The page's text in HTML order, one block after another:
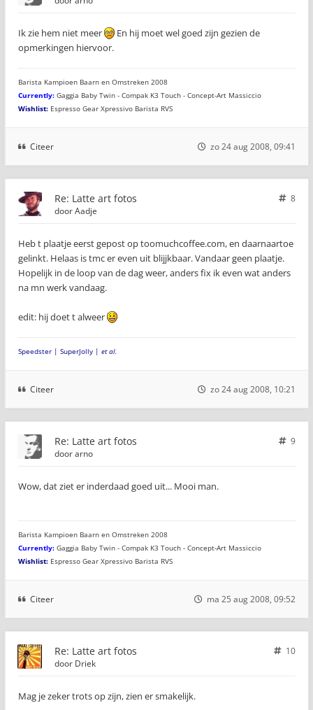
Ik zie hem niet meer
En hij moet wel goed zijn gezien de
opmerkingen hiervoor.
Barista Kampioen Baarn en Omstreken 2008
Currently: Gaggia Baby Twin - Compak K3 Touch - Concept-Art Massiccio
Wishlist: Espresso Gear Xpressivo Barista RVS
Citeer zo 24 aug 2008, 09:41
Re: Latte art fotos
8
doorAadje
Heb t plaatje eerst gepost op toomuchcoffee.com, en daarnaartoe
gelinkt. Helaas is tmc er even uit blijjkbaar. Vandaar geen plaatje.
Hopelijk in de loop van de dag weer, anders fix ik even wat anders
na mn werk vandaag.
edit: hij doet t alweer
Speedster | SuperJolly | et al.
Citeer zo 24 aug 2008, 10:21
Re: Latte art fotos
9
doorarno
Wow, dat ziet er inderdaad goed uit... Mooi man.
Barista Kampioen Baarn en Omstreken 2008
Currently: Gaggia Baby Twin - Compak K3 Touch - Concept-Art Massiccio
Wishlist: Espresso Gear Xpressivo Barista RVS
Citeer ma 25 aug 2008, 09:52
Re: Latte art fotos
10
door Driek
Mag je zeker trots op zijn, zien er smakelijk.